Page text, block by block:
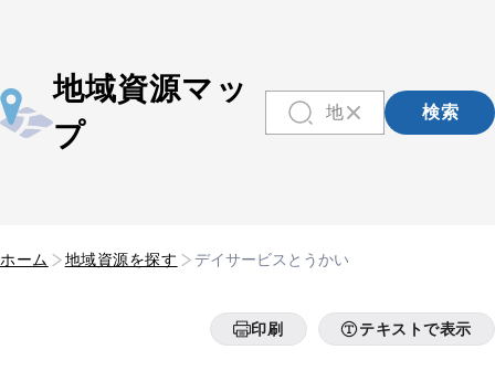
地域資源マッ
プ
検索
ホーム 地域資源を探す デイサービスとうかい
印刷 テキストで表示